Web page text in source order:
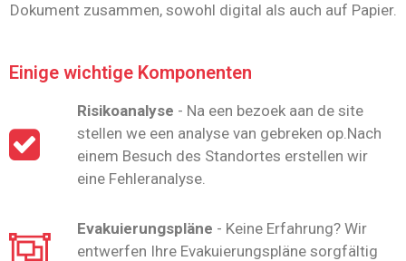
Dokument zusammen, sowohl digital als auch auf Papier.
Einige wichtige Komponenten
Risikoanalyse - Na een bezoek aan de site
stellen we een analyse van gebreken op.Nach
einem Besuch des Standortes erstellen wir
eine Fehleranalyse.
Evakuierungspläne - Keine Erfahrung? Wir
entwerfen Ihre Evakuierungspläne sorgfältig